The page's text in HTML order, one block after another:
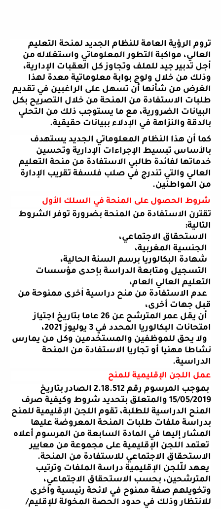
تروم الرؤية العامة للنظام الجديد لمنحة التعليم
العالي، مواكبة التطور المعلوماتي واستغلاله من
أجل تدبير جيد للملف وتجاوز كل العقبات الإدارية،
وذلك من خلال ولوج بوابة معلوماتية معدة لهذا
الغرض من شأنها أن تسهل على الراغبين في تقديم
طلبات الاستفادة من المنحة من خلال التصريح بكل
البيانات الضرورية، مع ما يستوجب ذلك من التحلي
بالدقة والنزاهة في الإدلاء ببيانات حقيقية.
كما أن هذا النظام المعلوماتي الجديد يستهدف
بالأساس تبسيط الإجراءات الإدارية وتحسين
خدماتها لفائدة طالبي الاستفادة من منحة التعليم
العالي والتي تندرج في صلب فلسفة تقريب الإدارة
من المواطنين.
شروط الحصول على المنحة في السلك الأول
تقترن الاستفادة من المنحة بضرورة توفر الشروط
التالية:
الاستحقاق الاجتماعي،
الجنسية المغربية،
شهادة البكالوريا برسم السنة الحالية،
التسجيل ومتابعة الدراسة بإحدى مؤسسات
التعليم العالي العام،
عدم الاستفادة من منح دراسية أخرى ممنوحة من
قبل جهات أخرى،
أن يقل عمر المترشح عن 26 عاما بتاريخ اجتياز
امتحانات البكالوريا المحدد في 3 يوليوز 2021،
ولا يحق للموظفين والمستخدمين وكل من يمارس
نشاطا مهنيا أو تجاريا الاستفادة من المنحة
الدراسية.
عمل اللجن الإقليمية للمنح
بموجب المرسوم رقم 2.18.512 الصادر بتاريخ
15/05/2019 والمتعلق بتحديد شروط وكيفية صرف
المنح الدراسية للطلبة، تقوم اللجن الإقليمية للمنح
بدراسة ملفات طلبات المنحة المعروضة عليها
المشار إليها في المادة السابعة من المرسوم أعلاه
تعتمد اللجن الإقليمية على مجموعة من معايير
الاستحقاق الاجتماعي للاستفادة من المنحة.
يعهد للّلجن الإقليمية دراسة الملفات وترتيب
المترشحين، بحسب الاستحقاق الاجتماعي،
وتخويلهم صفة ممنوح في لائحة رئيسية وأخرى
للانتظار وذلك في حدود الحصة المخولة للإقليم/